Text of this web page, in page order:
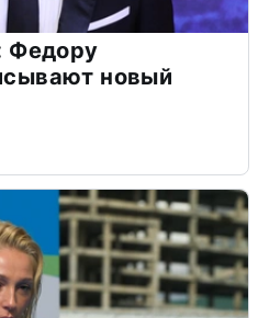
Федору
новый